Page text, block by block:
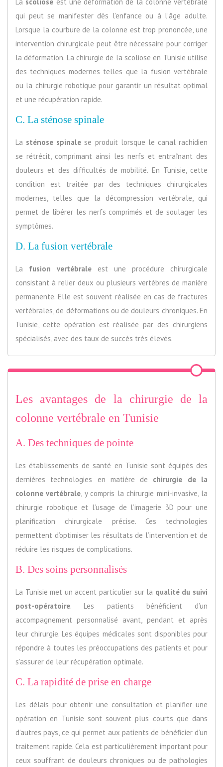
qui peut se manifester dès l’enfance ou à l’âge adulte.
Lorsque la courbure de la colonne est trop prononcée, une
intervention chirurgicale peut être nécessaire pour corriger
la déformation. La chirurgie de la scoliose en Tunisie utilise
des techniques modernes telles que la fusion vertébrale
ou la chirurgie robotique pour garantir un résultat optimal
et une récupération rapide.
C. La sténose spinale
La sténose spinale se produit lorsque le canal rachidien
se rétrécit, comprimant ainsi les nerfs et entraînant des
douleurs et des difficultés de mobilité. En Tunisie, cette
condition est traitée par des techniques chirurgicales
modernes, telles que la décompression vertébrale, qui
permet de libérer les nerfs comprimés et de soulager les
symptômes.
D. La fusion vertébrale
La fusion vertébrale est une procédure chirurgicale
consistant à relier deux ou plusieurs vertèbres de manière
permanente. Elle est souvent réalisée en cas de fractures
vertébrales, de déformations ou de douleurs chroniques. En
Tunisie, cette opération est réalisée par des chirurgiens
spécialisés, avec des taux de succès très élevés.
Les avantages de la chirurgie de la
colonne vertébrale en Tunisie
A. Des techniques de pointe
Les établissements de santé en Tunisie sont équipés des
dernières technologies en matière de chirurgie de la
colonne vertébrale, y compris la chirurgie mini-invasive, la
chirurgie robotique et l’usage de l’imagerie 3D pour une
planification chirurgicale précise. Ces technologies
permettent d’optimiser les résultats de l’intervention et de
réduire les risques de complications.
B. Des soins personnalisés
La Tunisie met un accent particulier sur la qualité du suivi
post-opératoire. Les patients bénéficient d’un
accompagnement personnalisé avant, pendant et après
leur chirurgie. Les équipes médicales sont disponibles pour
répondre à toutes les préoccupations des patients et pour
s’assurer de leur récupération optimale.
C. La rapidité de prise en charge
Les délais pour obtenir une consultation et planifier une
opération en Tunisie sont souvent plus courts que dans
d’autres pays, ce qui permet aux patients de bénéficier d’un
traitement rapide. Cela est particulièrement important pour
ceux souffrant de douleurs chroniques ou de pathologies